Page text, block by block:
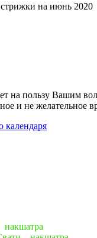
стрижки на июнь 2020
на пользу Вашим
и не желательное
календаря